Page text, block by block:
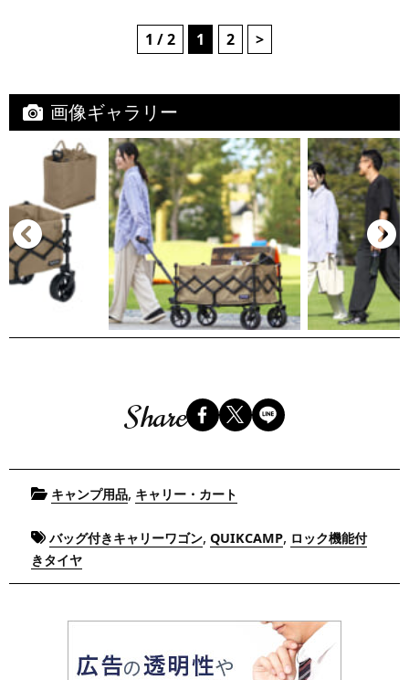
1 / 2 1 2 >
画像ギャラリー
Share
Posted
キャンプ用品, キャリー・カート
Tagged
バッグ付きキャリーワゴン, QUIKCAMP, ロック機能付
きタイヤ